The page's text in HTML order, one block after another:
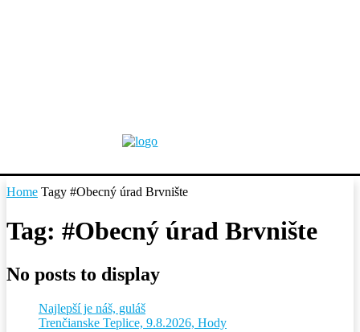
Home Tagy #Obecný úrad Brvnište
Tag: #Obecný úrad Brvnište
No posts to display
Najlepší je náš, guláš
Trenčianske Teplice, 9.8.2026, Hody